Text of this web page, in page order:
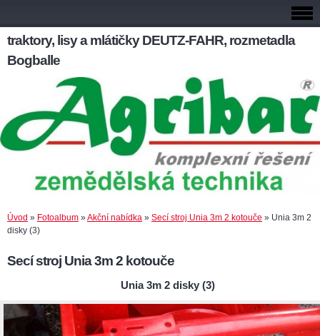
traktory, lisy a mlátičky DEUTZ-FAHR, rozmetadla
Bogballe
Úvod » Fotoalbum »Akční nabídka » Secí stroj Unia 3m 2 kotouče » Unia 3m 2
disky (3)
Secí stroj Unia 3m 2 kotouče
Unia 3m 2 disky (3)